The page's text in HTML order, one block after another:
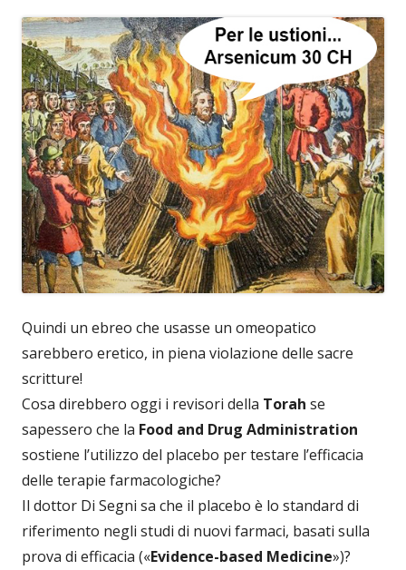
Quindi un ebreo che usasse un omeopatico
sarebbero eretico, in piena violazione delle sacre
scritture!
Cosa direbbero oggi i revisori della Torah se
sapessero che la Food and Drug Administration
sostiene l’utilizzo del placebo per testare l’efficacia
delle terapie farmacologiche?
Il dottor Di Segni sa che il placebo è lo standard di
riferimento negli studi di nuovi farmaci, basati sulla
prova di efficacia («Evidence-based Medicine»)?